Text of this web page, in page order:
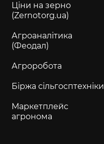
Ціни на зерно
(Zernotorg.ua)
Агроаналітика
(Феодал)
Агроробота
Біржа сільгосптехніки
Маркетплейс
агронома